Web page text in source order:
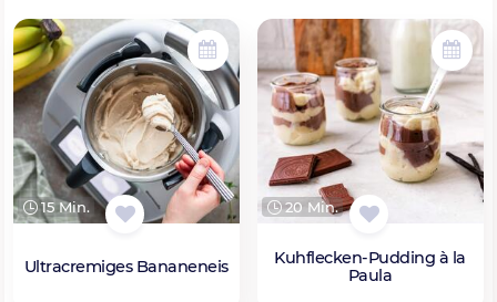
15 Min.
Ultracremiges Bananeneis
20 Min.
Kuhflecken-Pudding à la
Paula